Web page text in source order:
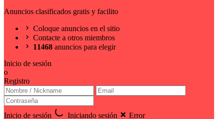
Anuncios clasificados gratis y facilito
Coloque anuncios en el sitio
Contacte a otros miembros
11468 anuncios para elegir
Inicio de sesión
o
Registro
Inicio de sesión Iniciando sesión
Error